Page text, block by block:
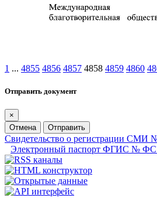
1 ... 4855 4856 4857 4858 4859 4860
Отправить документ
×
Отмена
Отправить
Свидетельство о регистрации СМИ
Электронный паспорт ФГИС №